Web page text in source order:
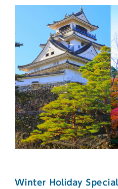
Winter Holiday Special